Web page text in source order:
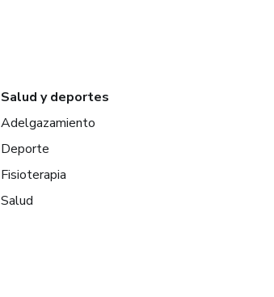
Salud y deportes
Adelgazamiento
Deporte
Fisioterapia
Salud